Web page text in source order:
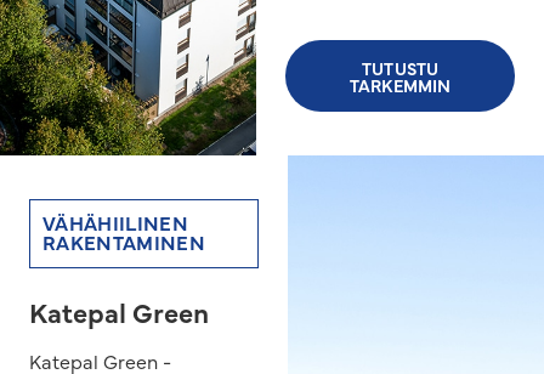
TUTUSTU
TARKEMMIN
VÄHÄHIILINEN
RAKENTAMINEN
Katepal Green
Katepal Green -